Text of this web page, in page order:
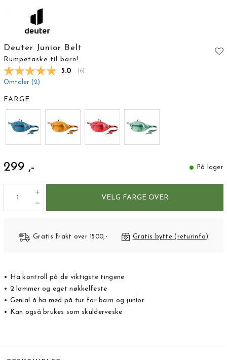
Deuter Junior Belt
Rumpetaske til barn!
Gjennomsnittskarakter:
5.0 (stemmer:
6)
Omtaler (2)
FARGE
299 ,- På lager
VELG FARGE OVER
Gratis frakt over 1500,- Gratis bytte (returinfo)
• Ha kontroll på de viktigste tingene
• 2 lommer og eget nøkkelfeste
• Genial å ha med på tur for barn og junior
• Kan også brukes som skulderveske